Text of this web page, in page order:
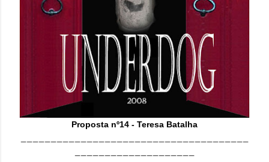
Proposta nº14 - Teresa Batalha